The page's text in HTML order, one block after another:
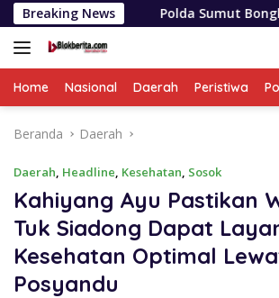
Langsung
ke
konten
Breaking News
Polda Sumut Bongkar Scam
Home Nasional Daerah Peristiwa
Beranda Daerah
Daerah, Headline, Kesehatan, Sosok
Kahiyang Ayu Pastikan
Tuk Siadong Dapat
Kesehatan Optimal
Posyandu